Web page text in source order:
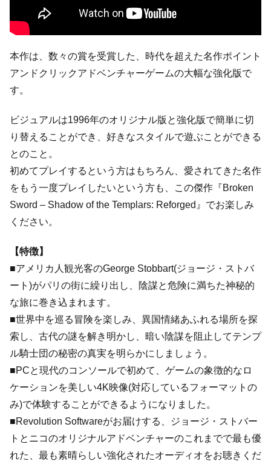
本作は、数々の賞を受賞した、時代を超えた名作ポイント
アンドクリックアドベンチャーゲームの大幅な強化版で
す。
ビジュアルは1996年のオリジナル版と強化版で簡単に切
り替えることができ、好きなスタイルで遊ぶことができる
とのこと。
初めてプレイするという方はもちろん、愛されてきた名作
をもう一度プレイしたいという方も、この傑作『Broken
Sword – Shadow of the Templars: Reforged』でお楽しみ
ください。
【特徴】
■アメリカ人観光客のGeorge Stobbart(ジョージ・ストバ
ート)がパリの街に繰り出し、陰謀と危険に満ちた神秘的
な旅に巻き込まれます。
■世界中を巡る冒険を楽しみ、異国情緒あふれる場所を探
索し、古代の謎を解き明かし、暗い陰謀を阻止してテンプ
ル騎士団の秘密の真実を明らかにしましょう。
■PCと現代のコンソールで初めて、ゲームの象徴的なロ
ケーションを美しい4K映像(対応しているフォーマットの
み)で体験することができるようになりました。
■Revolution Softwareがお届けする、ジョージ・ストバー
トとニコのオリジナルアドベンチャーのこれまでで最も優
れた、最も素晴らしい強化されたオーディオをお聴きくだ